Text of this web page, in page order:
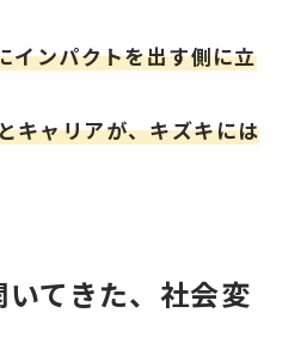
インパクトを出す側に立
キャリアが、キズキには
てきた、社会変